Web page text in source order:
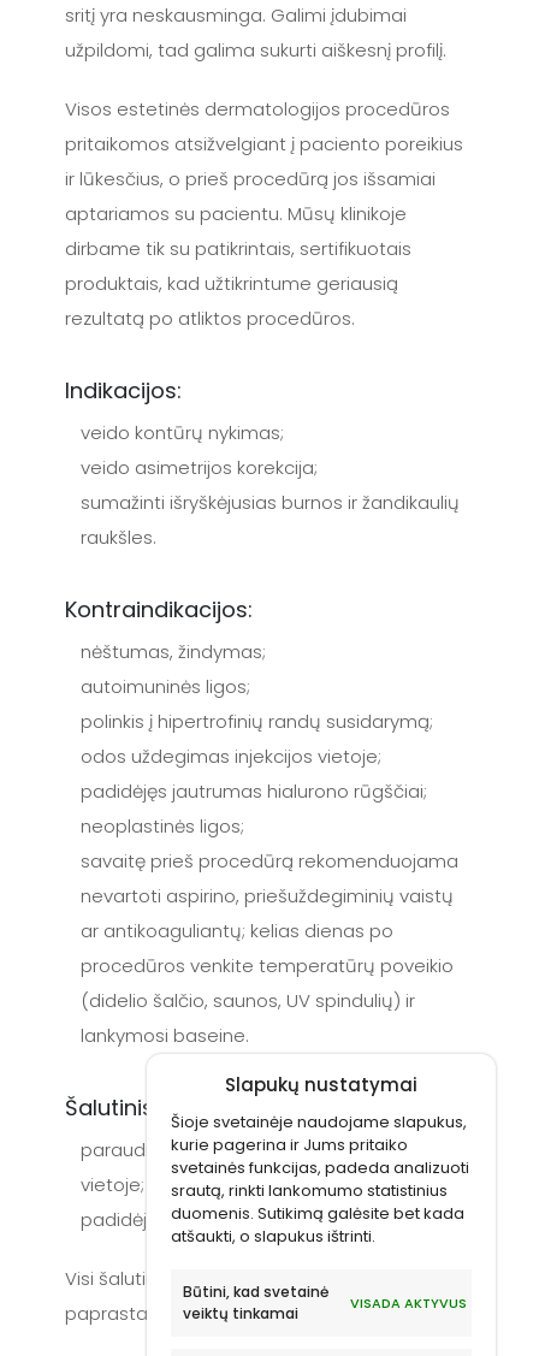
Slapukų nustatymai
Šioje svetainėje naudojame slapukus,
kurie pagerina ir Jums pritaiko
svetainės funkcijas, padeda analizuoti
srautą, rinkti lankomumo statistinius
duomenis. Sutikimą galėsite bet kada
atšaukti, o slapukus ištrinti.
Būtini, kad svetainė
veiktų tinkamai
VISADA AKTYVUS
sritį yra neskausminga. Galimi įdubimai
užpildomi, tad galima sukurti aiškesnį profilį.
Visos estetinės dermatologijos procedūros
pritaikomos atsižvelgiant į paciento poreikius
ir lūkesčius, o prieš procedūrą jos išsamiai
aptariamos su pacientu. Mūsų klinikoje
dirbame tik su patikrintais, sertifikuotais
produktais, kad užtikrintume geriausią
rezultatą po atliktos procedūros.
Indikacijos:
veido kontūrų nykimas;
veido asimetrijos korekcija;
sumažinti išryškėjusias burnos ir žandikaulių
raukšles.
Kontraindikacijos:
nėštumas, žindymas;
autoimuninės ligos;
polinkis į hipertrofinių randų susidarymą;
odos uždegimas injekcijos vietoje;
padidėjęs jautrumas hialurono rūgščiai;
neoplastinės ligos;
savaitę prieš procedūrą rekomenduojama
nevartoti aspirino, priešuždegiminių vaistų
ar antikoaguliantų; kelias dienas po
procedūros venkite temperatūrų poveikio
(didelio šalčio, saunos, UV spindulių) ir
lankymosi baseine.
Šalutinis poveikis:
paraudimas, patinimas, skausmas injekcijos
vietoje;
padidėjęs jautrumas injekcijos vietoje.
Visi šalutiniai poveikiai yra trumpalaikiai ir
paprastai išnyksta per kelias gydymo dienas.